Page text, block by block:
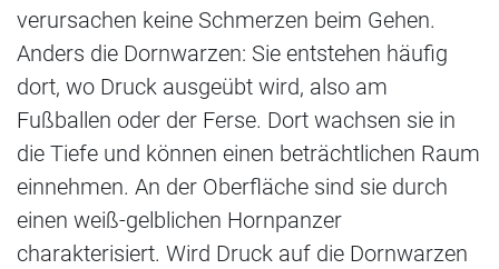
verursachen keine Schmerzen beim Gehen.
Anders die Dornwarzen: Sie entstehen häufig
dort, wo Druck ausgeübt wird, also am
Fußballen oder der Ferse. Dort wachsen sie in
die Tiefe und können einen beträchtlichen Raum
einnehmen. An der Oberfläche sind sie durch
einen weiß-gelblichen Hornpanzer
charakterisiert. Wird Druck auf die Dornwarzen